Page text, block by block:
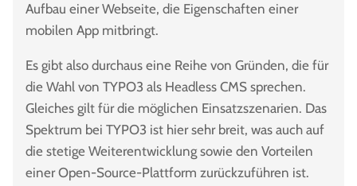
Aufbau einer Webseite, die Eigenschaften einer
mobilen App mitbringt.
Es gibt also durchaus eine Reihe von Gründen, die für
die Wahl von TYPO3 als Headless CMS sprechen.
Gleiches gilt für die möglichen Einsatzszenarien. Das
Spektrum bei TYPO3 ist hier sehr breit, was auch auf
die stetige Weiterentwicklung sowie den Vorteilen
einer Open-Source-Plattform zurückzuführen ist.